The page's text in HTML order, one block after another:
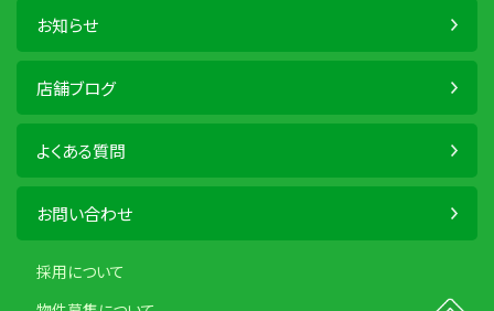
お知らせ
店舗ブログ
よくある質問
お問い合わせ
採用について